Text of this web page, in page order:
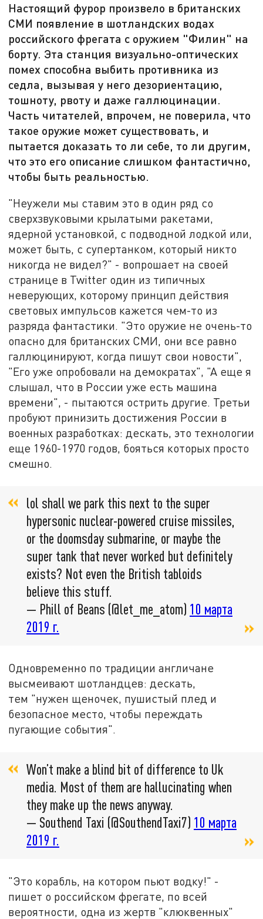
Настоящий фурор произвело в британских
СМИ появление в шотландских водах
российского фрегата с оружием "Филин" на
борту. Эта станция визуально-оптических
помех способна выбить противника из
седла, вызывая у него дезориентацию,
тошноту, рвоту и даже галлюцинации.
Часть читателей, впрочем, не поверила, что
такое оружие может существовать, и
пытается доказать то ли себе, то ли другим,
что это его описание слишком фантастично,
чтобы быть реальностью.
"Неужели мы ставим это в один ряд со
сверхзвуковыми крылатыми ракетами,
ядерной установкой, с подводной лодкой или,
может быть, с супертанком, который никто
никогда не видел?" - вопрошает на своей
странице в Twitter один из типичных
неверующих, которому принцип действия
световых импульсов кажется чем-то из
разряда фантастики. "Это оружие не очень-то
опасно для британских СМИ, они все равно
галлюцинируют, когда пишут свои новости",
"Его уже опробовали на демократах", "А еще я
слышал, что в России уже есть машина
времени", - пытаются острить другие. Третьи
пробуют принизить достижения России в
военных разработках: дескать, это технологии
еще 1960-1970 годов, бояться которых просто
смешно.
lol shall we park this next to the super
hypersonic nuclear-powered cruise missiles,
or the doomsday submarine, or maybe the
super tank that never worked but definitely
exists? Not even the British tabloids
believe this stuff.
— Phill of Beans (@let_me_atom) 10 марта
2019 г.
Одновременно по традиции англичане
высмеивают шотландцев: дескать,
тем "нужен щеночек, пушистый плед и
безопасное место, чтобы переждать
пугающие события".
Won’t make a blind bit of difference to Uk
media. Most of them are hallucinating when
they make up the news anyway.
— Southend Taxi (@SouthendTaxi7) 10 марта
2019 г.
"Это корабль, на котором пьют водку!" -
пишет о российском фрегате, по всей
вероятности, одна из жертв "клюквенных"